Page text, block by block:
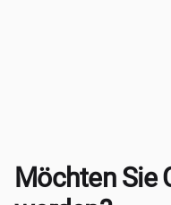
Möchten Sie